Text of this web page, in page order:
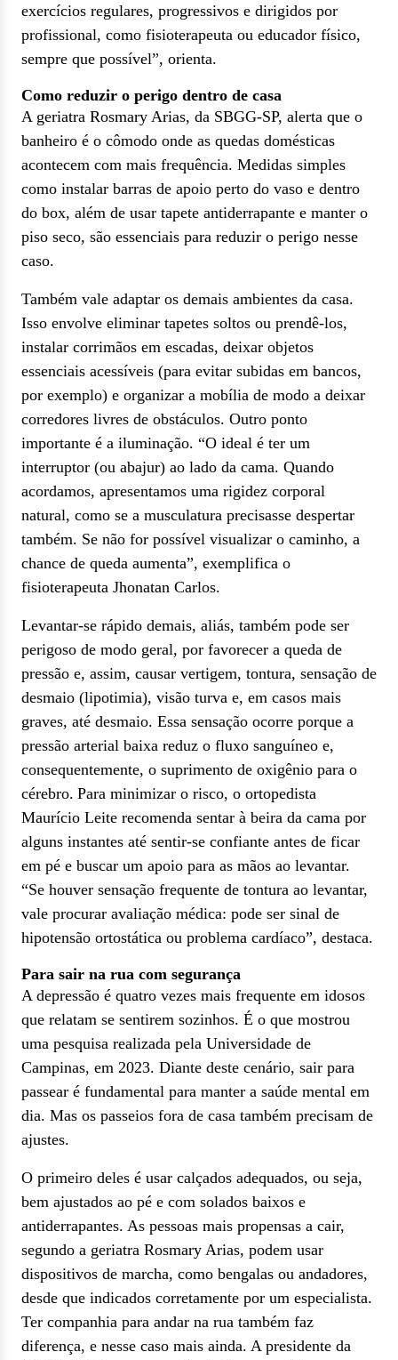
exercícios regulares, progressivos e dirigidos por
profissional, como fisioterapeuta ou educador físico,
sempre que possível”, orienta.
Como reduzir o perigo dentro de casa
A geriatra Rosmary Arias, da SBGG-SP, alerta que o
banheiro é o cômodo onde as quedas domésticas
acontecem com mais frequência. Medidas simples
como instalar barras de apoio perto do vaso e dentro
do box, além de usar tapete antiderrapante e manter o
piso seco, são essenciais para reduzir o perigo nesse
caso.
Também vale adaptar os demais ambientes da casa.
Isso envolve eliminar tapetes soltos ou prendê-los,
instalar corrimãos em escadas, deixar objetos
essenciais acessíveis (para evitar subidas em bancos,
por exemplo) e organizar a mobília de modo a deixar
corredores livres de obstáculos. Outro ponto
importante é a iluminação. “O ideal é ter um
interruptor (ou abajur) ao lado da cama. Quando
acordamos, apresentamos uma rigidez corporal
natural, como se a musculatura precisasse despertar
também. Se não for possível visualizar o caminho, a
chance de queda aumenta”, exemplifica o
fisioterapeuta Jhonatan Carlos.
Levantar-se rápido demais, aliás, também pode ser
perigoso de modo geral, por favorecer a queda de
pressão e, assim, causar vertigem, tontura, sensação de
desmaio (lipotimia), visão turva e, em casos mais
graves, até desmaio. Essa sensação ocorre porque a
pressão arterial baixa reduz o fluxo sanguíneo e,
consequentemente, o suprimento de oxigênio para o
cérebro. Para minimizar o risco, o ortopedista
Maurício Leite recomenda sentar à beira da cama por
alguns instantes até sentir-se confiante antes de ficar
em pé e buscar um apoio para as mãos ao levantar.
“Se houver sensação frequente de tontura ao levantar,
vale procurar avaliação médica: pode ser sinal de
hipotensão ortostática ou problema cardíaco”, destaca.
Para sair na rua com segurança
A depressão é quatro vezes mais frequente em idosos
que relatam se sentirem sozinhos. É o que mostrou
uma pesquisa realizada pela Universidade de
Campinas, em 2023. Diante deste cenário, sair para
passear é fundamental para manter a saúde mental em
dia. Mas os passeios fora de casa também precisam de
ajustes.
O primeiro deles é usar calçados adequados, ou seja,
bem ajustados ao pé e com solados baixos e
antiderrapantes. As pessoas mais propensas a cair,
segundo a geriatra Rosmary Arias, podem usar
dispositivos de marcha, como bengalas ou andadores,
desde que indicados corretamente por um especialista.
Ter companhia para andar na rua também faz
diferença, e nesse caso mais ainda. A presidente da